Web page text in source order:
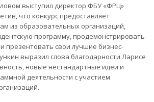
выступил директор ФБУ «ФРЦ»
что конкурс предоставляет
из образовательных организаций,
программу, продемонстрировать
презентовать свои лучшие бизнес-
выразил слова благодарности Ларисе
новые нестандартные идеи и
деятельности с участием